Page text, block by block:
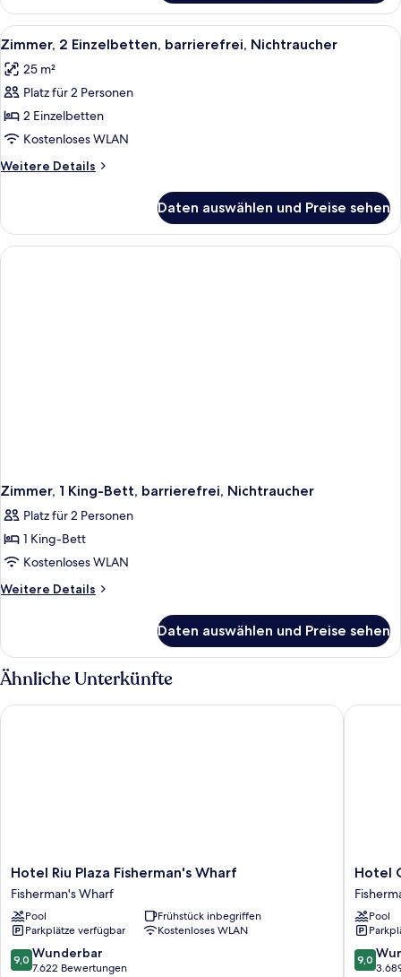
1 King-
Bett
und
barrierefrei,
Nichtraucher
Alle
Fotos
für
Zimmer,
2 Einzelbetten,
barrierefrei,
Nichtraucher
anzeigen
Ein Hotelzimmer mit zwei Betten,
7
Zimmer, 2 Einzelbetten, barrierefrei, Nichtraucher
25 m²
Platz für 2 Personen
2 Einzelbetten
Kostenloses WLAN
Weitere Details
Weitere
2 Einzelbetten,
barrierefrei,
Nichtraucher
Daten auswählen und Preise sehen
Zimmer, 1 King-Bett, barrierefrei, Nichtraucher
Platz für 2 Personen
1 King-Bett
Kostenloses WLAN
Weitere Details
Weitere
1 King-
Bett,
barrierefrei,
Nichtraucher
Daten auswählen und Preise sehen
Ähnliche Unterkünfte
Hotel
Riu
Plaza
Fisherman's
Wharf
Fisherman's
Wharf
Hotel Riu Plaza Fisherman's Wharf
Fisherman's Wharf
Pool
Frühstück inbegriffen
Parkplätze verfügbar
Kostenloses WLAN
9.0
von
9,0 Wunderbar
7.622 Bewertungen
Hotel Riu Plaza Fisherman's Wharf
Hotel
Caza
´s
Wharf
Wharf
Hotel
Pool
9.0
von
9,0
Hotel